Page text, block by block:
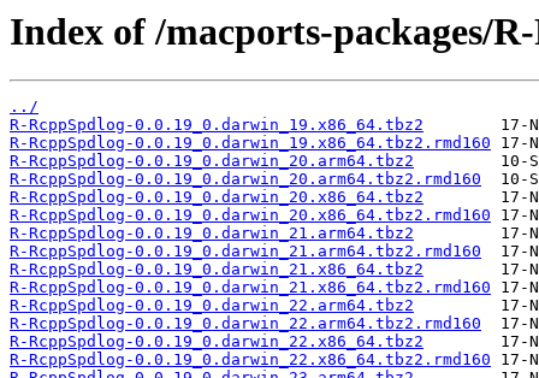
Index of /macports-packages/
../
R-RcppSpdlog-0.0.19_0.darwin_19.x86_64.tbz2
R-RcppSpdlog-0.0.19_0.darwin_19.x86_64.tbz2.rmd160
R-RcppSpdlog-0.0.19_0.darwin_20.arm64.tbz2
R-RcppSpdlog-0.0.19_0.darwin_20.arm64.tbz2.rmd160
R-RcppSpdlog-0.0.19_0.darwin_20.x86_64.tbz2
R-RcppSpdlog-0.0.19_0.darwin_20.x86_64.tbz2.rmd160
R-RcppSpdlog-0.0.19_0.darwin_21.arm64.tbz2
R-RcppSpdlog-0.0.19_0.darwin_21.arm64.tbz2.rmd160
R-RcppSpdlog-0.0.19_0.darwin_21.x86_64.tbz2
R-RcppSpdlog-0.0.19_0.darwin_21.x86_64.tbz2.rmd160
R-RcppSpdlog-0.0.19_0.darwin_22.arm64.tbz2
R-RcppSpdlog-0.0.19_0.darwin_22.arm64.tbz2.rmd160
R-RcppSpdlog-0.0.19_0.darwin_22.x86_64.tbz2
R-RcppSpdlog-0.0.19_0.darwin_22.x86_64.tbz2.rmd160